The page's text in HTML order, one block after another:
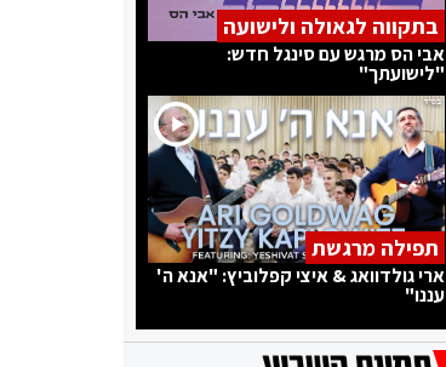
בתקווה לגאולה ולישועה
אבי הס מרגש עם סינגל חדש:
"לישועתך"
תפילה מרגשת
ארי גולדוואג & איצי קפלוביץ: "אנא ה'
עננו"